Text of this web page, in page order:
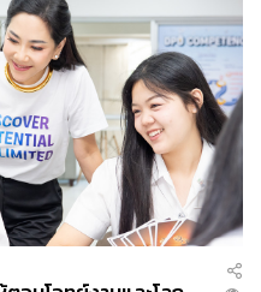
รเลือกและออกแบบทุกราย
เหมือนใคร
เต็มไปด้วยดีไซน์โดดเด่น
ารใช้ชีวิตที่ทันสมัย